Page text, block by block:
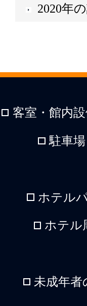
2020年
客室・館内
駐車場
ホテル
ホテル
未成年者